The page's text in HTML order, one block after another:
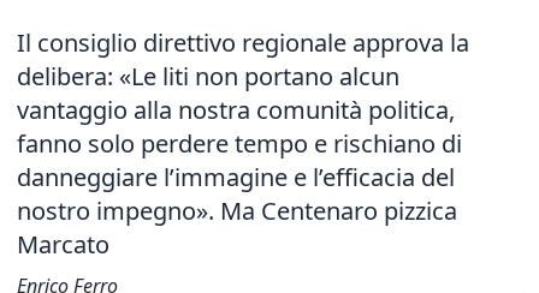
Il consiglio direttivo regionale approva la
delibera: «Le liti non portano alcun
vantaggio alla nostra comunità politica,
fanno solo perdere tempo e rischiano di
danneggiare l’immagine e l’efficacia del
nostro impegno». Ma Centenaro pizzica
Marcato
Enrico Ferro